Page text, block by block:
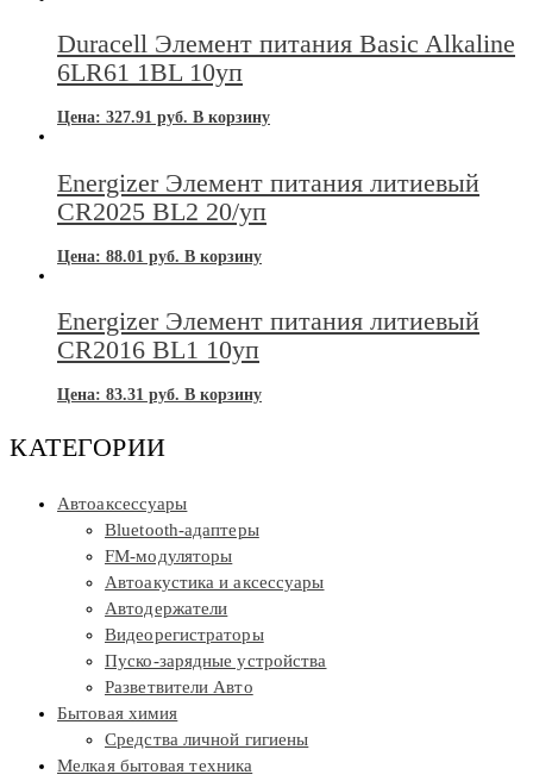
Duracell Элемент питания Basic Alkaline
6LR61 1BL 10уп
Цена: 327.91 руб. В корзину
Energizer Элемент питания литиевый
CR2025 BL2 20/уп
Цена: 88.01 руб. В корзину
Energizer Элемент питания литиевый
CR2016 BL1 10уп
Цена: 83.31 руб. В корзину
КАТЕГОРИИ
Автоаксессуары
Bluetooth-адаптеры
FM-модуляторы
Автоакустика и аксессуары
Автодержатели
Видеорегистраторы
Пуско-зарядные устройства
Разветвители Авто
Бытовая химия
Средства личной гигиены
Мелкая бытовая техника